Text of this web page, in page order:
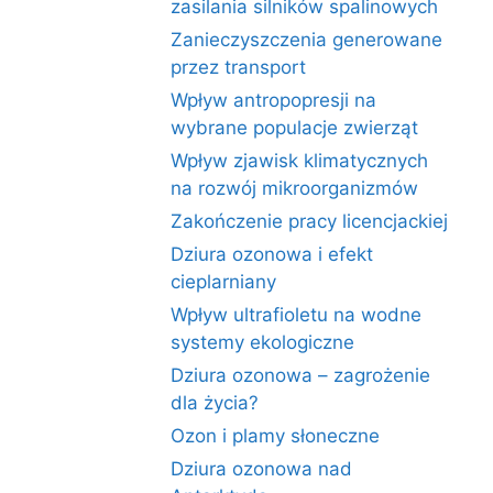
zasilania silników spalinowych
Zanieczyszczenia generowane
przez transport
Wpływ antropopresji na
wybrane populacje zwierząt
Wpływ zjawisk klimatycznych
na rozwój mikroorganizmów
Zakończenie pracy licencjackiej
Dziura ozonowa i efekt
cieplarniany
Wpływ ultrafioletu na wodne
systemy ekologiczne
Dziura ozonowa – zagrożenie
dla życia?
Ozon i plamy słoneczne
Dziura ozonowa nad